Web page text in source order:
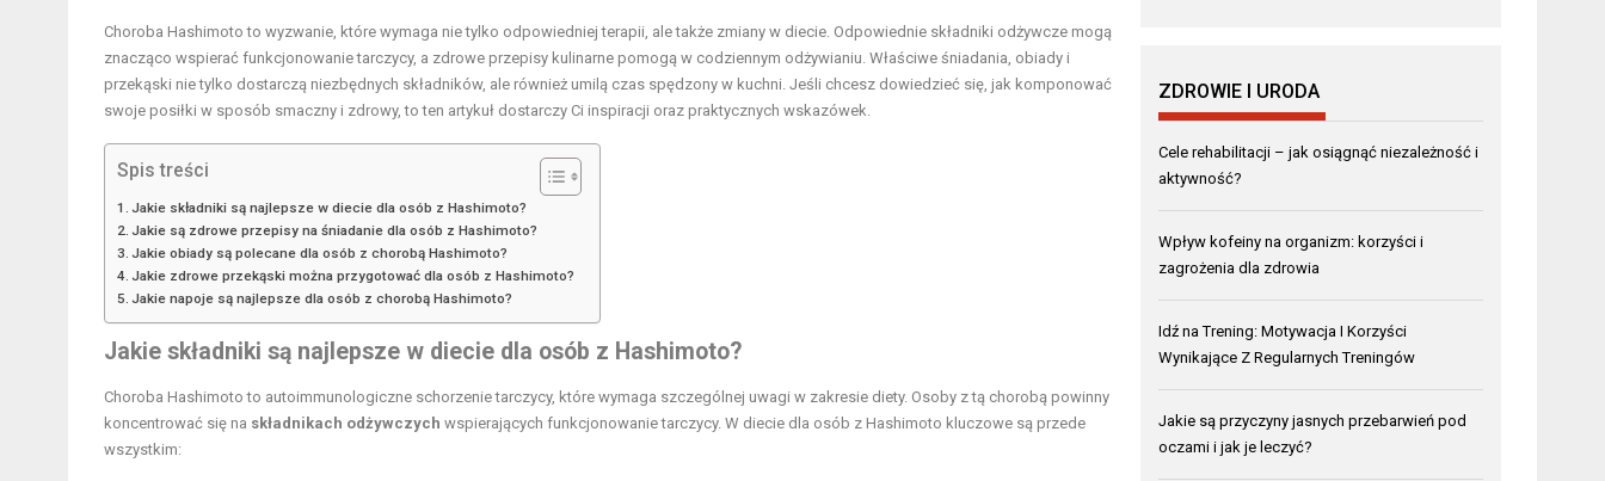
Choroba Hashimoto to wyzwanie, które wymaga nie tylko odpowiedniej terapii, ale także zmiany w diecie. Odpowiednie składniki odżywcze mogą
znacząco wspierać funkcjonowanie tarczycy, a zdrowe przepisy kulinarne pomogą w codziennym odżywianiu. Właściwe śniadania, obiady i
przekąski nie tylko dostarczą niezbędnych składników, ale również umilą czas spędzony w kuchni. Jeśli chcesz dowiedzieć się, jak komponować
swoje posiłki w sposób smaczny i zdrowy, to ten artykuł dostarczy Ci inspiracji oraz praktycznych wskazówek.
Spis treści
Jakie składniki są najlepsze w diecie dla osób z Hashimoto?
Jakie są zdrowe przepisy na śniadanie dla osób z Hashimoto?
Jakie obiady są polecane dla osób z chorobą Hashimoto?
Jakie zdrowe przekąski można przygotować dla osób z Hashimoto?
Jakie napoje są najlepsze dla osób z chorobą Hashimoto?
Jakie składniki są najlepsze w diecie dla osób z Hashimoto?
Choroba Hashimoto to autoimmunologiczne schorzenie tarczycy, które wymaga szczególnej uwagi w zakresie diety. Osoby z tą chorobą powinny
koncentrować się na składnikach odżywczych wspierających funkcjonowanie tarczycy. W diecie dla osób z Hashimoto kluczowe są przede
wszystkim:
ZDROWIE I URODA
Cele rehabilitacji – jak osiągnąć niezależność i
aktywność?
Wpływ kofeiny na organizm: korzyści i
zagrożenia dla zdrowia
Idź na Trening: Motywacja I Korzyści
Wynikające Z Regularnych Treningów
Jakie są przyczyny jasnych przebarwień pod
oczami i jak je leczyć?